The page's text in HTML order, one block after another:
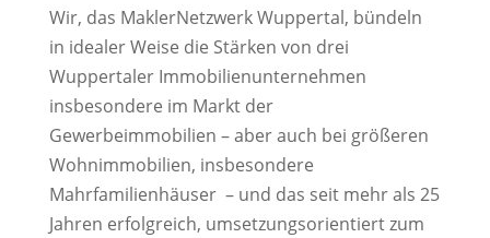
Wir, das MaklerNetzwerk Wuppertal, bündeln
in idealer Weise die Stärken von drei
Wuppertaler Immobilienunternehmen
insbesondere im Markt der
Gewerbeimmobilien – aber auch bei größeren
Wohnimmobilien, insbesondere
Mahrfamilienhäuser – und das seit mehr als 25
Jahren erfolgreich, umsetzungsorientiert zum